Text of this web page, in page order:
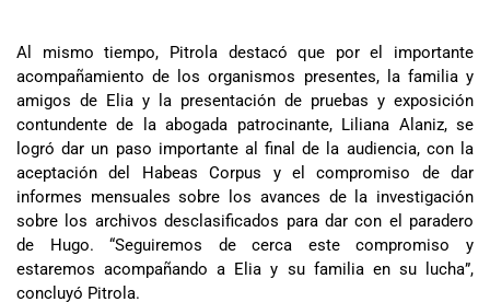
Al mismo tiempo, Pitrola destacó que por el importante
acompañamiento de los organismos presentes, la familia y
amigos de Elia y la presentación de pruebas y exposición
contundente de la abogada patrocinante, Liliana Alaniz, se
logró dar un paso importante al final de la audiencia, con la
aceptación del Habeas Corpus y el compromiso de dar
informes mensuales sobre los avances de la investigación
sobre los archivos desclasificados para dar con el paradero
de Hugo. “Seguiremos de cerca este compromiso y
estaremos acompañando a Elia y su familia en su lucha”,
concluyó Pitrola.